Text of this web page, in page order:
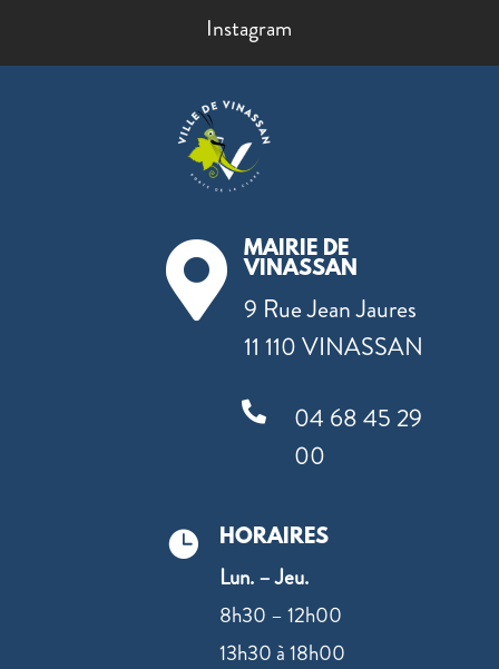
Instagram

MAIRIE DE
VINASSAN
9 Rue Jean Jaures
11 110 VINASSAN

04 68 45 29
00
 HORAIRES
Lun. – Jeu.
8h30 – 12h00
13h30 à 18h00